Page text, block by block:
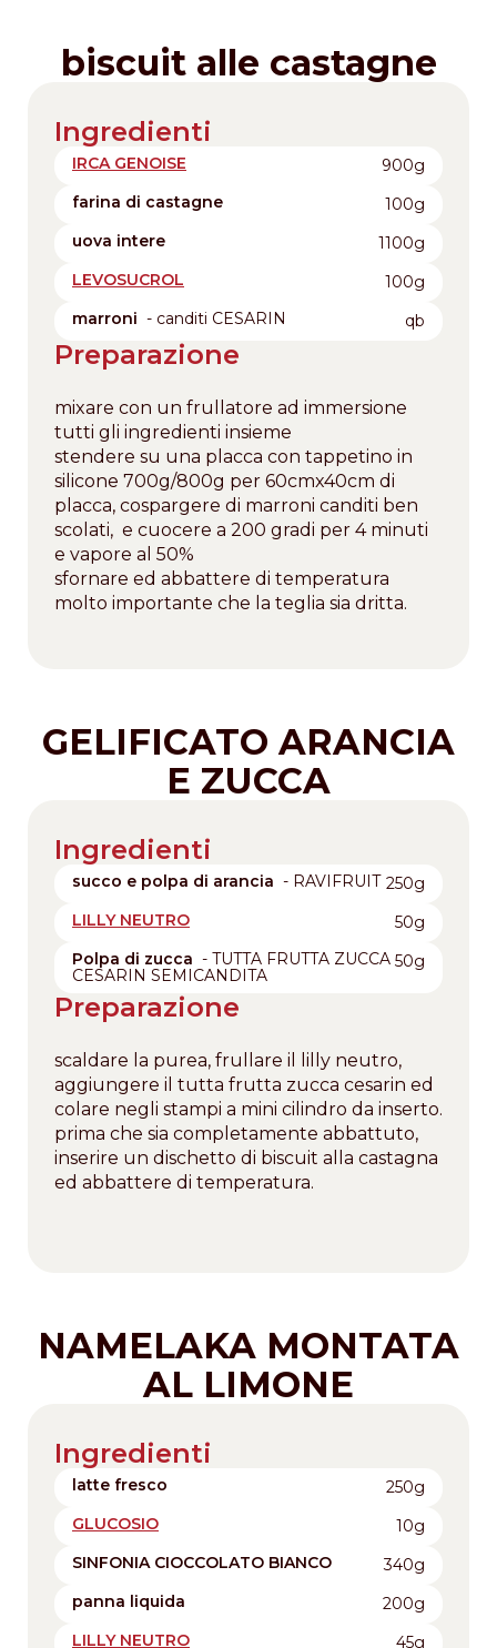
biscuit alle castagne
Ingredienti
IRCA GENOISE
900g
farina di castagne
100g
uova intere
1100g
LEVOSUCROL
100g
marroni - canditi CESARIN qb
Preparazione
mixare con un frullatore ad immersione
tutti gli ingredienti insieme
stendere su una placca con tappetino in
silicone 700g/800g per 60cmx40cm di
placca, cospargere di marroni canditi ben
scolati, e cuocere a 200 gradi per 4 minuti
e vapore al 50%
sfornare ed abbattere di temperatura
molto importante che la teglia sia dritta.
GELIFICATO ARANCIA
E ZUCCA
Ingredienti
succo e polpa di arancia - RAVIFRUIT 250g
LILLY NEUTRO
50g
Polpa di zucca - TUTTA FRUTTA ZUCCA
CESARIN SEMICANDITA
50g
Preparazione
scaldare la purea, frullare il lilly neutro,
aggiungere il tutta frutta zucca cesarin ed
colare negli stampi a mini cilindro da inserto.
prima che sia completamente abbattuto,
inserire un dischetto di biscuit alla castagna
ed abbattere di temperatura.
NAMELAKA MONTATA
AL LIMONE
Ingredienti
latte fresco
250g
GLUCOSIO
10g
SINFONIA CIOCCOLATO BIANCO
340g
panna liquida
200g
LILLY NEUTRO
45g